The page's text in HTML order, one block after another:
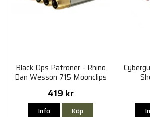
Black Ops Patroner - Rhino
Dan Wesson 715 Moonclips
419 kr
Info Köp